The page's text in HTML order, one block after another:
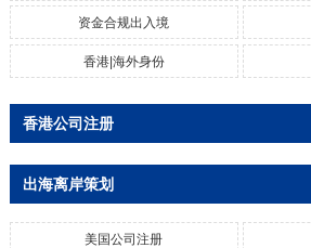
资金合规出入境
香港|海外身份
香港公司注册
出海离岸策划
美国公司注册